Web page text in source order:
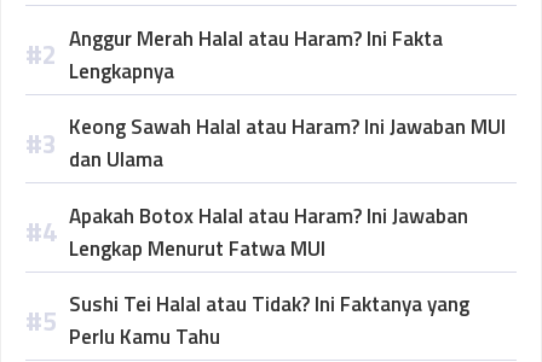
Anggur Merah Halal atau Haram? Ini Fakta
Lengkapnya
Keong Sawah Halal atau Haram? Ini Jawaban MUI
dan Ulama
Apakah Botox Halal atau Haram? Ini Jawaban
Lengkap Menurut Fatwa MUI
Sushi Tei Halal atau Tidak? Ini Faktanya yang
Perlu Kamu Tahu